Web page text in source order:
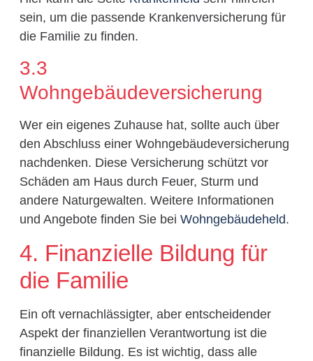
sein, um die passende Krankenversicherung für
die Familie zu finden.
3.3
Wohngebäudeversicherung
Wer ein eigenes Zuhause hat, sollte auch über
den Abschluss einer Wohngebäudeversicherung
nachdenken. Diese Versicherung schützt vor
Schäden am Haus durch Feuer, Sturm und
andere Naturgewalten. Weitere Informationen
und Angebote finden Sie bei Wohngebäudeheld.
4. Finanzielle Bildung für
die Familie
Ein oft vernachlässigter, aber entscheidender
Aspekt der finanziellen Verantwortung ist die
finanzielle Bildung. Es ist wichtig, dass alle